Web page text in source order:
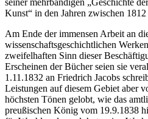
seiner mehrbändigen „Geschichte
Kunst“ in den Jahren zwischen
Am Ende der immensen Arbeit an
wissenschaftsgeschichtlichen
zweifelhaften Sinn dieser
Erscheinen der Bücher seien sie
1.11.1832 an Friedrich Jacobs
Leistungen auf diesem Gebiet aber
höchsten Tönen gelobt, wie das
preußischen König vom 19.9.1838